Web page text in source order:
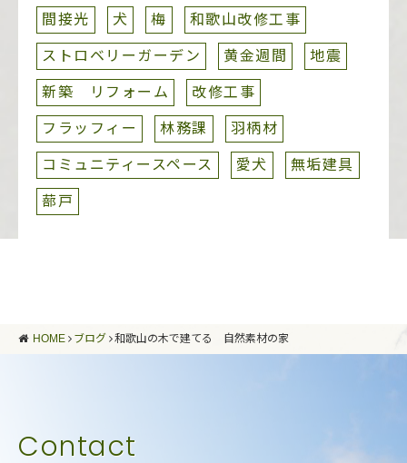
間接光
犬 梅
和歌山改修工事
ストロベリーガーデン
黄金週間
地震
新築 リフォーム
改修工事
フラッフィー
林務課
羽柄材
コミュニティースペース
愛犬
無垢建具
蔀戸
HOME ブログ 和歌山の木で建てる 自然素材の家